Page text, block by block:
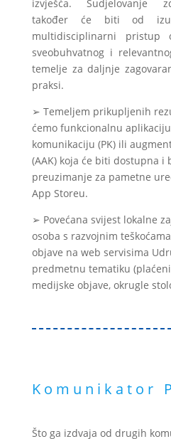
izvješća. Sudjelovanje
također će biti od
multidisciplinarni pristup
sveobuhvatnog i
temelje za daljnje
praksi.
➢ Temeljem prikupljenih
ćemo funkcionalnu
komunikaciju (PK) ili
(AAK) koja će biti dostupna i
preuzimanje za pametne
App Storeu.
➢ Povećana svijest lokalne
osoba s razvojnim
objave na web servisima
predmetnu tematiku
medijske objave, okrugle
Komunikator
Što ga izdvaja od drugih